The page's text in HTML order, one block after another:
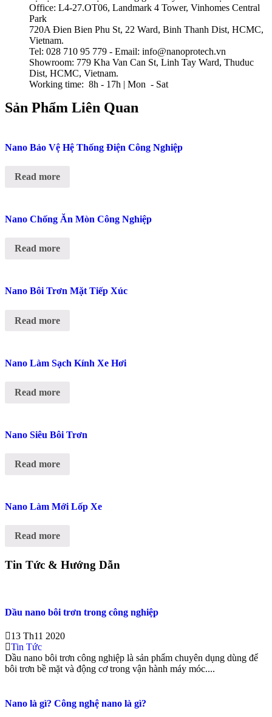
Office: L4-27.OT06, Landmark 4 Tower, Vinhomes Central
Park
720A Đien Bien Phu St, 22 Ward, Binh Thanh Dist, HCMC,
Vietnam.
Tel: 028 710 95 779 - Email: info@nanoprotech.vn
Showroom: 779 Kha Van Can St, Linh Tay Ward, Thuduc
Dist, HCMC, Vietnam.
Working time: 8h - 17h | Mon - Sat
Sản Phẩm Liên Quan
Nano Bảo Vệ Hệ Thống Điện Công Nghiệp
Read more
Nano Chống Ăn Mòn Công Nghiệp
Read more
Nano Bôi Trơn Mặt Tiếp Xúc
Read more
Nano Làm Sạch Kính Xe Hơi
Read more
Nano Siêu Bôi Trơn
Read more
Nano Làm Mới Lốp Xe
Read more
Tin Tức & Hướng Dẫn
Dầu nano bôi trơn trong công nghiệp
13 Th11 2020
Tin Tức
Dầu nano bôi trơn công nghiệp là sản phẩm chuyên dụng dùng để
bôi trơn bề mặt và động cơ trong vận hành máy móc....
Nano là gì? Công nghệ nano là gì?